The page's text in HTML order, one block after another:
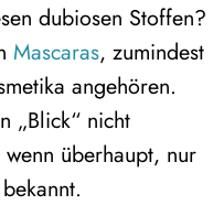
dubiosen Stoffen?
Mascaras, zumindest
angehören.
„Blick“ nicht
überhaupt, nur
bekannt.